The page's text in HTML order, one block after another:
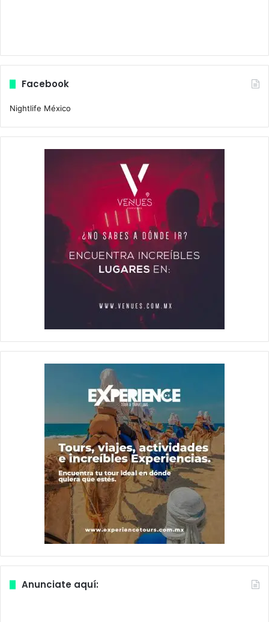
Facebook
Nightlife México
Anunciate aquí: